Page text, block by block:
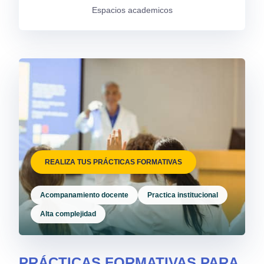
Espacios academicos
REALIZA TUS PRÁCTICAS FORMATIVAS
Acompanamiento docente Practica institucional
Alta complejidad